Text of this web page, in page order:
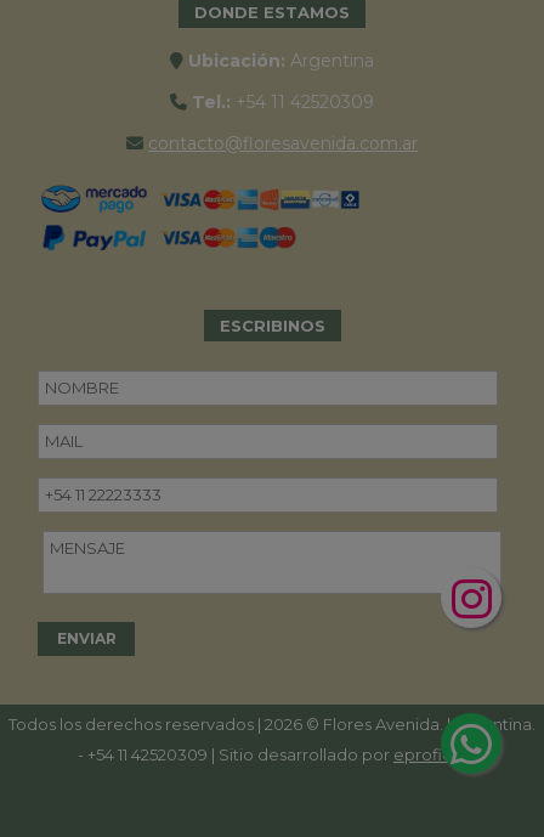
DONDE ESTAMOS
Ubicación: Argentina
Tel.: +54 11 42520309
contacto@floresavenida.com.ar
ESCRIBINOS
Todos los derechos reservados | 2026 © Flores Avenida. | Argentina.
- +54 11 42520309 | Sitio desarrollado por eproficio